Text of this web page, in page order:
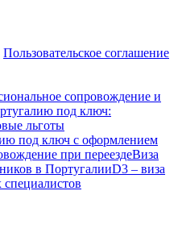
Пользовательское соглашение
сопровождение и
под ключ:
льготы
под ключ с оформлением
при переездеВиза
в ПортугалииD3 – виза